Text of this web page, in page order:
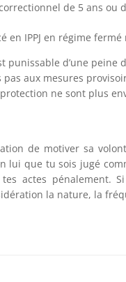
de 5 ans ou
en IPPJ en régime
punissable d’une
pas aux mesures
ne sont plus
de motiver sa
lui que tu sois jugé
actes pénalement.
la nature, la